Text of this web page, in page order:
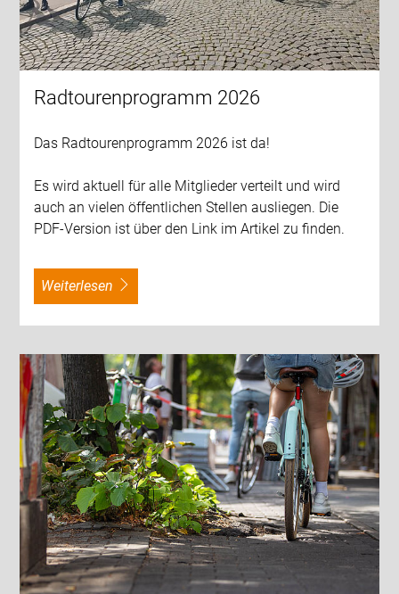
Radtourenprogramm 2026
Das Radtourenprogramm 2026 ist da!
Es wird aktuell für alle Mitglieder verteilt und wird
auch an vielen öffentlichen Stellen ausliegen. Die
PDF-Version ist über den Link im Artikel zu finden.
weiterlesen